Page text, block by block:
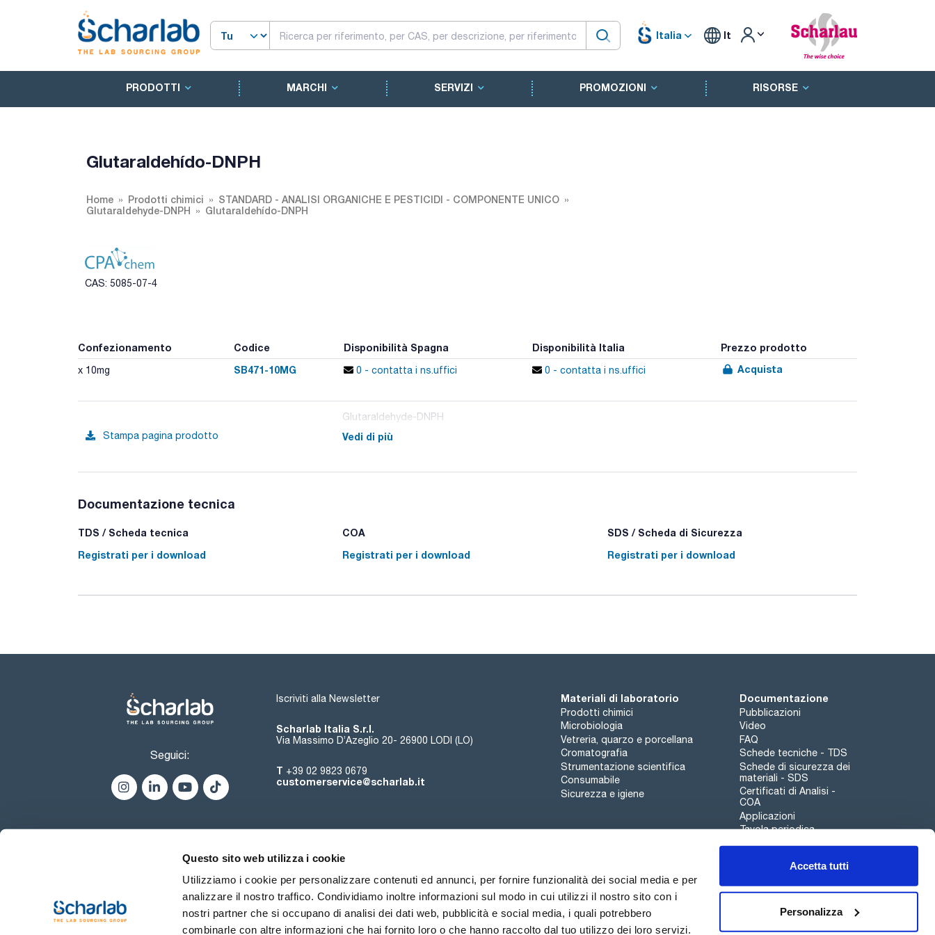
Questo sito web utilizza i cookie
Utilizziamo i cookie per personalizzare contenuti ed annunci, per fornire funzionalità dei social media e per
analizzare il nostro traffico. Condividiamo inoltre informazioni sul modo in cui utilizzi il nostro sito con i
nostri partner che si occupano di analisi dei dati web, pubblicità e social media, i quali potrebbero
combinarle con altre informazioni che hai fornito loro o che hanno raccolto dal tuo utilizzo dei loro servizi.
Accetta tutti
Personalizza
Italia It
PRODOTTI MARCHI SERVIZI PROMOZIONI RISORSE
Glutaraldehído-DNPH
Home Prodotti chimici
STANDARD - ANALISI ORGANICHE E PESTICIDI - COMPONENTE UNICO
Glutaraldehyde-DNPH
Glutaraldehído-DNPH
CAS: 5085-07-4
Confezionamento Codice Disponibilità Spagna Disponibilità Italia Prezzo prodotto
x 10mg SB471-10MG 0 - contatta i ns.uffici 0 - contatta i ns.uffici Acquista
Stampa pagina prodotto
Glutaraldehyde-DNPH
Vedi di più
Documentazione tecnica
TDS / Scheda tecnica
Registrati per i download
COA
Registrati per i download
SDS / Scheda di Sicurezza
Registrati per i download
Seguici:
Iscriviti alla Newsletter
Scharlab Italia S.r.l.
Via Massimo D’Azeglio 20- 26900 LODI (LO)
T +39 02 9823 0679
customerservice@scharlab.it
Materiali di laboratorio
Prodotti chimici
Microbiologia
Vetreria, quarzo e porcellana
Cromatografia
Strumentazione scientifica
Consumabile
Sicurezza e igiene
Documentazione
Pubblicazioni
Video
FAQ
Schede tecniche - TDS
Schede di sicurezza dei
materiali - SDS
Certificati di Analisi -
COA
Applicazioni
Tavola periodica
Canale di segnalazioni
Chi siamo Eventi Contatto Novità